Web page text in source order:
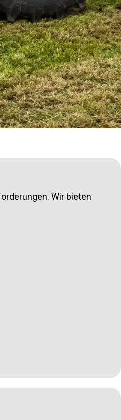
Wir bieten